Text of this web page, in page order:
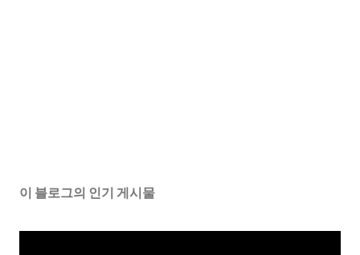
이 블로그의 인기 게시물